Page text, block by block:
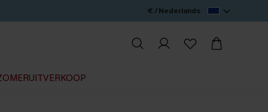
€ / Nederlands